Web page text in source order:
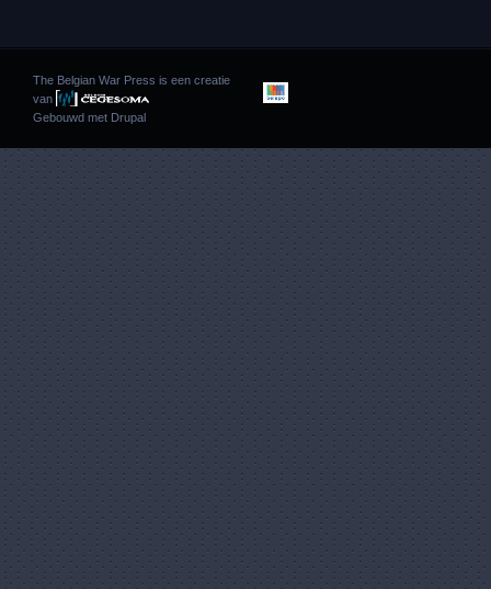
The Belgian War Press is een creatie
van
Gebouwd met Drupal